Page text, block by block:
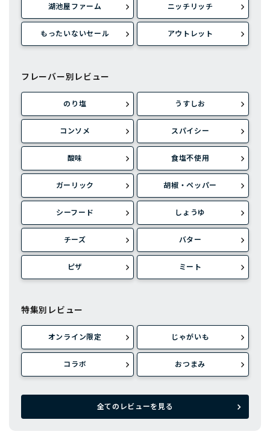
湖池屋ファーム ニッチリッチ
もったいないセール アウトレット
フレーバー別レビュー
のり塩 うすしお
コンソメ スパイシー
酸味 食塩不使用
ガーリック 胡椒・ペッパー
シーフード しょうゆ
チーズ バター
ピザ ミート
特集別レビュー
オンライン限定 じゃがいも
コラボ おつまみ
全てのレビューを見る